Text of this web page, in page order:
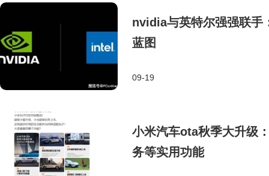
nvidia与英特尔强强联手
蓝图
09-19
小米汽车ota秋季大升级
务等实用功能